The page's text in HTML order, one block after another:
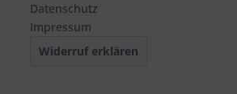
Datenschutz
Impressum
Widerruf erklären